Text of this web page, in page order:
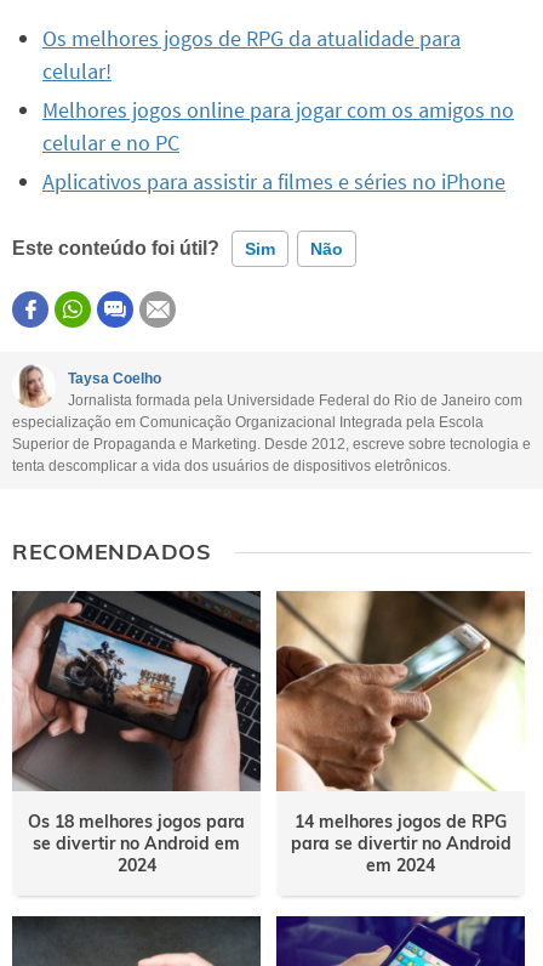
Os melhores jogos de RPG da atualidade para
celular!
Melhores jogos online para jogar com os amigos no
celular e no PC
Aplicativos para assistir a filmes e séries no iPhone
Este conteúdo foi útil? Sim Não
Este conteúdo contém informação incorreta
Este conteúdo não tem a informação que procuro
Outro
Taysa Coelho
Jornalista formada pela Universidade Federal do Rio de Janeiro com
especialização em Comunicação Organizacional Integrada pela Escola
Superior de Propaganda e Marketing. Desde 2012, escreve sobre tecnologia e
tenta descomplicar a vida dos usuários de dispositivos eletrônicos.
RECOMENDADOS
Os 18 melhores jogos para
se divertir no Android em
2024
14 melhores jogos de RPG
para se divertir no Android
em 2024